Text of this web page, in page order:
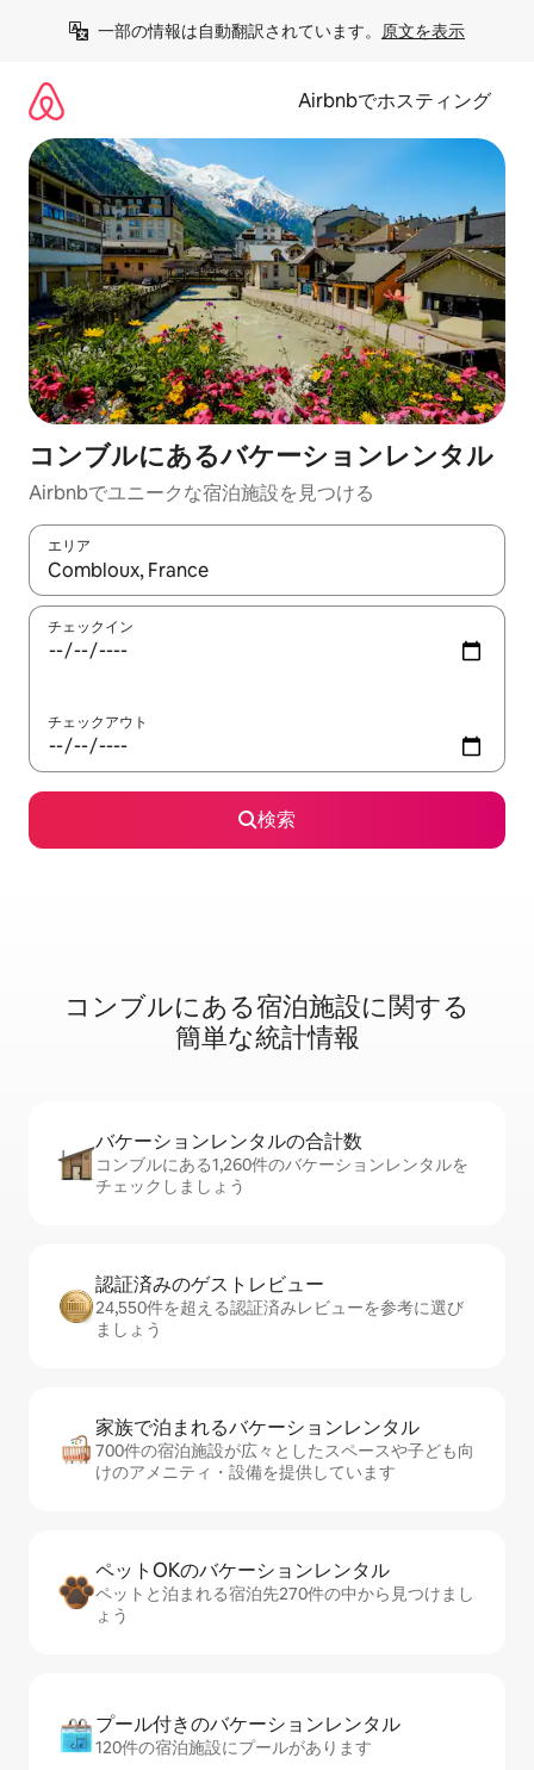
一部の情報は自動翻訳されています。 原文を表示
Airbnbでホスティング
コンブルにあるバケーションレンタル
Airbnbでユニークな宿泊施設を見つける
エリア
検索結果が表示されたら、上下の矢印キーを使って移動するか
チェックイン
チェックアウト
検索
コンブルに⁠あ⁠る宿⁠泊⁠施⁠設⁠に関⁠す⁠る
簡⁠単⁠な統⁠計⁠情⁠報
バケーションレ⁠ン⁠タ⁠ル⁠の合⁠計⁠数
コンブルにある1,260件のバケーションレンタルを
チェックしましょう
認証済みのゲ⁠ス⁠ト⁠レ⁠ビ⁠ュ⁠ー
24,550件を超える認証済みレビューを参考に選び
ましょう
家族で泊まれるバ⁠ケ⁠ー⁠シ⁠ョ⁠ンレ⁠ン⁠タ⁠ル
700件の宿泊施設が広々としたスペースや子ども向
けのアメニティ・設備を提供しています
ペットOKのバ⁠ケ⁠ー⁠シ⁠ョ⁠ンレ⁠ン⁠タ⁠ル
ペットと泊まれる宿泊先270件の中から見つけまし
ょう
プール付きのバ⁠ケ⁠ー⁠シ⁠ョ⁠ンレ⁠ン⁠タ⁠ル
120件の宿泊施設にプールがあります